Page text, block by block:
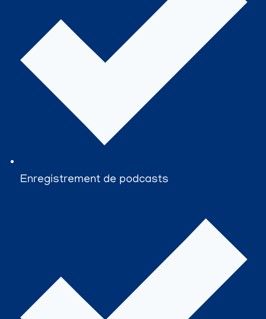
Enregistrement de podcasts